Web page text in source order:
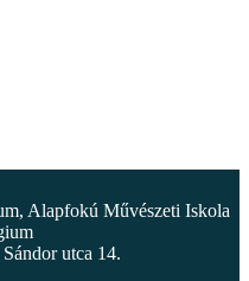
Alapfokú Művészeti Iskola
utca 14.